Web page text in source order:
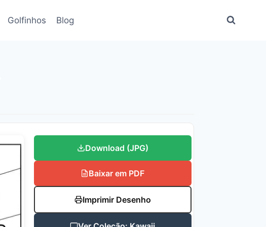
Golfinhos Blog
Download (JPG)
Baixar em PDF
Imprimir Desenho